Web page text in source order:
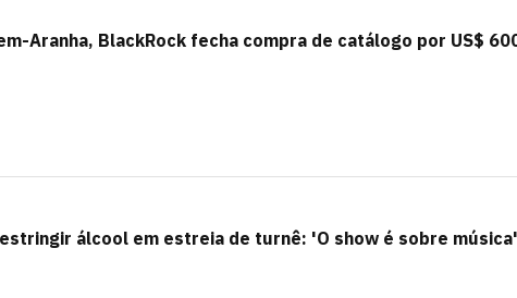
Aranha, BlackRock fecha compra de catálogo por US$
álcool em estreia de turnê: 'O show é sobre música'